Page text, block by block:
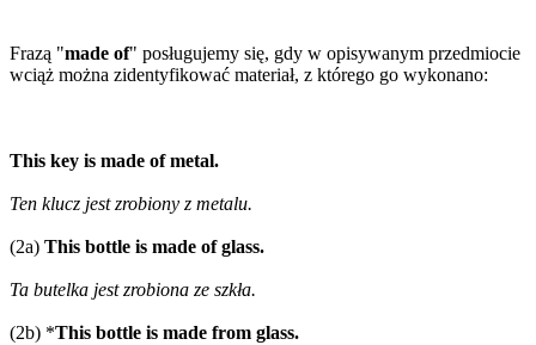
Frazą "made of" posługujemy się, gdy w opisywanym przedmiocie
wciąż można zidentyfikować materiał, z którego go wykonano:
This key is made of metal.
Ten klucz jest zrobiony z metalu.
(2a) This bottle is made of glass.
Ta butelka jest zrobiona ze szkła.
(2b) *This bottle is made from glass.